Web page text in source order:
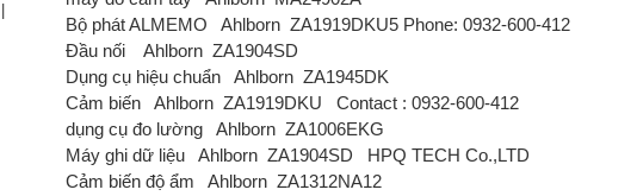
Bộ phát ALMEMO
Ahlborn ZA1919DKU5 Phone: 0932-600-412
Đầu nối
Ahlborn ZA1904SD
Dụng cụ hiệu chuẩn
Ahlborn ZA1945DK
Cảm biến
Ahlborn ZA1919DKU
Contact : 0932-600-412
dụng cụ đo lường
Ahlborn ZA1006EKG
Máy ghi dữ liệu
Ahlborn ZA1904SD
HPQ TECH Co.,LTD
Cảm biến độ ẩm
Ahlborn ZA1312NA12